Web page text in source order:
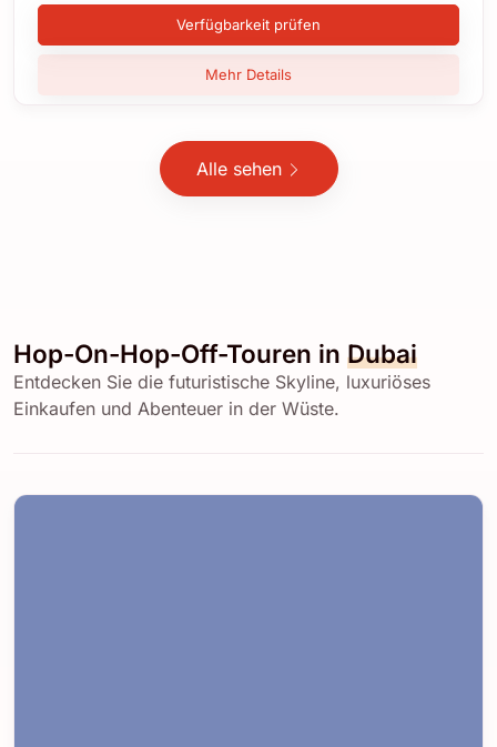
Verfügbarkeit prüfen
Mehr Details
Alle sehen
Hop-On-Hop-Off-Touren in Dubai
Entdecken Sie die futuristische Skyline, luxuriöses
Einkaufen und Abenteuer in der Wüste.